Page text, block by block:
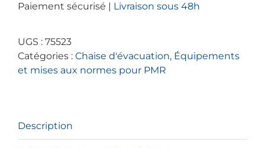
Versa
pour
ERP
Paiement sécurisé | Livraison sous 48h
UGS : 75523
Catégories : Chaise d'évacuation, Équipements
et mises aux normes pour PMR
Description